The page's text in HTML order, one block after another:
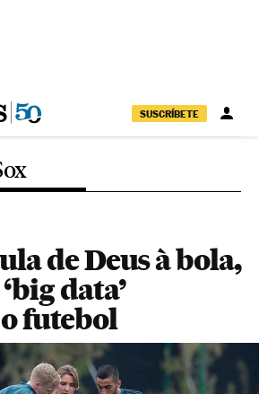
SUSCRÍBETE
de Deus à bola,
data’
futebol